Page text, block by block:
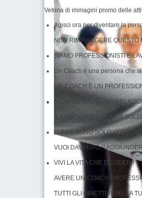
Vetrina di immagini promo delle
Agisci ora per diventare la
NON RIMPIANGERE QUESTO
SIAMO PROFESSIONISTI E
Un Coach è una persona che
UN COACH È UN
IL COACHING È UNA
IL COACHING SI FONDA
I LIMITI SONO SOLO QUELLI
VUOI DAVVERO
VIVI LA VITA CHE DESIDERI!
AVERE UN COACH
TUTTI GLI OBIETTIVI DELLA